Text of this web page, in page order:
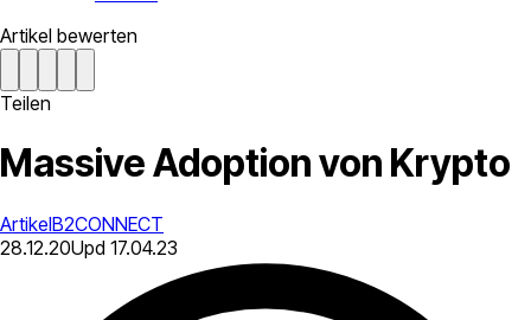
Artikel bewerten
Teilen
Massive Adoption von Krypto
ArtikelB2CONNECT
28.12.20Upd 17.04.23